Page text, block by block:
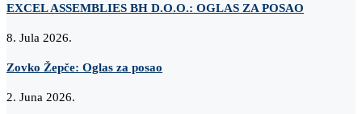
EXCEL ASSEMBLIES BH D.O.O.: OGLAS ZA POSAO
8. Jula 2026.
Zovko Žepče: Oglas za posao
2. Juna 2026.